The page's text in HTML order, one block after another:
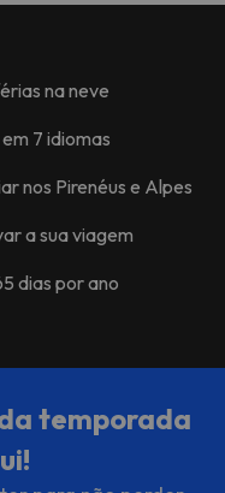
com a
alojamento.
na neve
7 idiomas
nos Pirenéus e Alpes
a sua viagem
dias por ano
temporada